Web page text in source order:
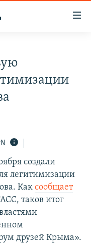
СОПРОТИВЛЕНИЯ
создали
легитимизации
Как сообщает
таков итог
друзей Крыма».